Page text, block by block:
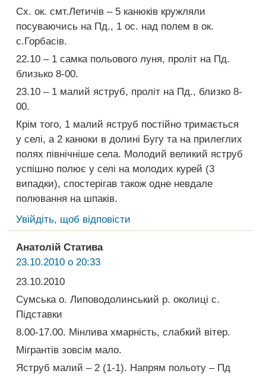
Сх. ок. смт.Летичів – 5 канюків кружляли
посуваючись на Пд., 1 ос. над полем в ок.
с.Горбасів.
22.10 – 1 самка польового луня, проліт на Пд.
близько 8-00.
23.10 – 1 малий яструб, проліт на Пд., близко 8-
00.
Крім того, 1 малий яструб постійно тримається
у селі, а 2 канюки в долині Бугу та на прилеглих
полях північніше села. Молодий великий яструб
успішно полює у селі на молодих курей (3
випадки), спостерігав також одне невдале
полювання на шпаків.
Увійдіть, щоб відповісти
Анатолій Статива
23.10.2010 о 20:33
23.10.2010
Сумська о. Липоводолинський р. околиці с.
Підставки
8.00-17.00. Мінлива хмарність, слабкий вітер.
Мігрантів зовсім мало.
Яструб малий – 2 (1-1). Напрям польоту – Пд